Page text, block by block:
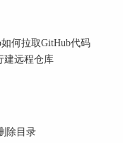
致，包括大小
配置
的SMTP参数设
确无误。同时，
何拉取GitHub代码
建远程仓库
除目录